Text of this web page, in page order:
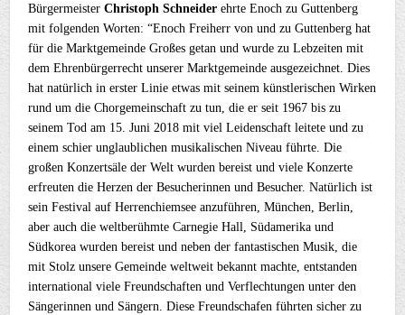
BürgermeisterChristoph Schneider ehrte Enoch zu Guttenberg
mit folgenden Worten: “Enoch Freiherr von und zu Guttenberg hat
für die Marktgemeinde Großes getan und wurde zu Lebzeiten mit
dem Ehrenbürgerrecht unserer Marktgemeinde ausgezeichnet. Dies
hat natürlich in erster Linie etwas mit seinem künstlerischen Wirken
rund um die Chorgemeinschaft zu tun, die er seit 1967 bis zu
seinem Tod am 15. Juni 2018 mit viel Leidenschaft leitete und zu
einem schier unglaublichen musikalischen Niveau führte. Die
großen Konzertsäle der Welt wurden bereist und viele Konzerte
erfreuten die Herzen der Besucherinnen und Besucher. Natürlich ist
sein Festival auf Herrenchiemsee anzuführen, München, Berlin,
aber auch die weltberühmte Carnegie Hall, Südamerika und
Südkorea wurden bereist und neben der fantastischen Musik, die
mit Stolz unsere Gemeinde weltweit bekannt machte, entstanden
international viele Freundschaften und Verflechtungen unter den
Sängerinnen und Sängern. Diese Freundschafen führten sicher zu